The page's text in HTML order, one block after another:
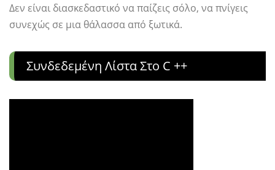
Δεν είναι διασκεδαστικό να παίζεις σόλο, να πνίγεις
συνεχώς σε μια θάλασσα από ξωτικά.
Συνδεδεμένη Λίστα Στο C ++